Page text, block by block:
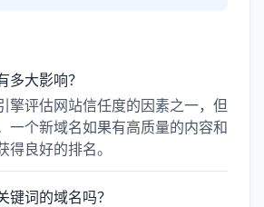
多大影响？
擎评估网站信任度的因素之一，但
一个新域名如果有高质量的内容和
良好的排名。
键词的域名吗？